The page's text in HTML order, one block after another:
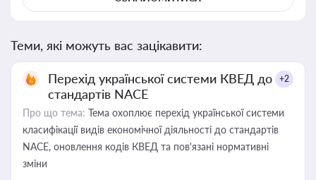
Теми, які можуть вас зацікавити:
Перехід української системи КВЕД до
стандартів NACE
+2
Про що тема: Тема охоплює перехід української системи
класифікації видів економічної діяльності до стандартів
NACE, оновлення кодів КВЕД та пов'язані нормативні
зміни